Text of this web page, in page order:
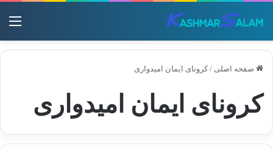
صفحه اصلی / کرونای ایمان امیدواری
کرونای ایمان امیدواری